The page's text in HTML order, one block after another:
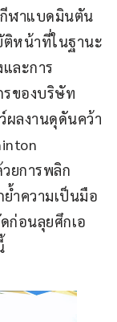
ฬาแบดมินตัน
หน้าที่ในฐานะ
ละการ
รของบริษัท
ผลงานดุดันคว้า
ยการพลิก
ำความเป็นมือ
ก่อนลุยศึกเอ